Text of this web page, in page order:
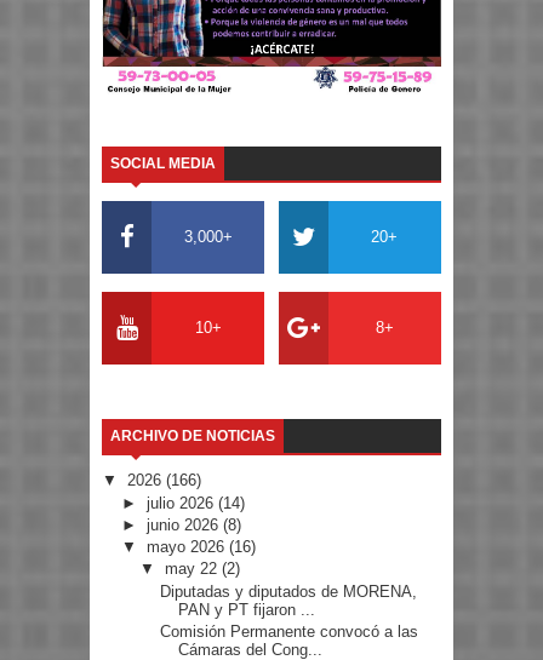
SOCIAL MEDIA
3,000+ 20+
10+ 8+
ARCHIVO DE NOTICIAS
▼ 2026 (166)
► julio 2026 (14)
► junio 2026 (8)
▼ mayo 2026 (16)
▼ may 22(2)
Diputadas y diputados de MORENA,
PAN y PT fijaron ...
Comisión Permanente convocó a las
Cámaras del Cong...